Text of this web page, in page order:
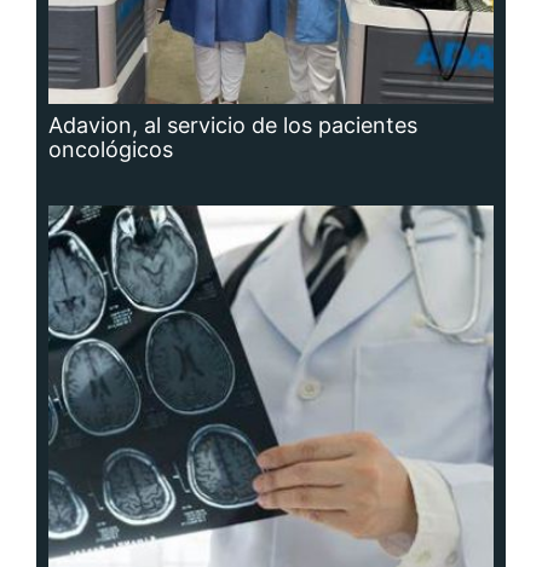
Adavion, al servicio de los pacientes
oncológicos